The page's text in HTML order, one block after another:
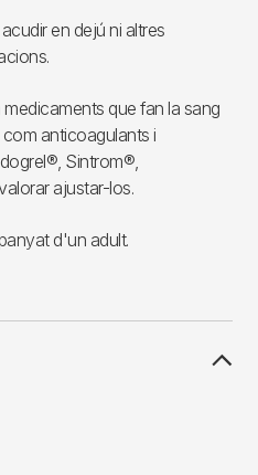
en dejú ni altres
medicaments que fan la sang
com anticoagulants i
Sintrom®,
ajustar-los.
d'un adult.